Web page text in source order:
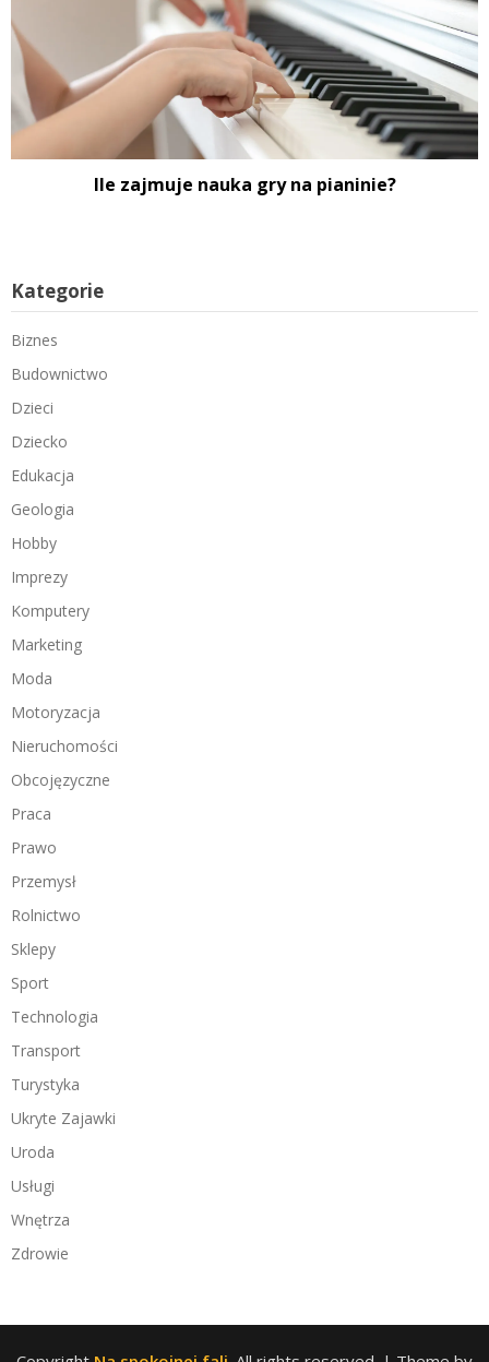
Ile zajmuje nauka gry na pianinie?
Kategorie
Biznes
Budownictwo
Dzieci
Dziecko
Edukacja
Geologia
Hobby
Imprezy
Komputery
Marketing
Moda
Motoryzacja
Nieruchomości
Obcojęzyczne
Praca
Prawo
Przemysł
Rolnictwo
Sklepy
Sport
Technologia
Transport
Turystyka
Ukryte Zajawki
Uroda
Usługi
Wnętrza
Zdrowie